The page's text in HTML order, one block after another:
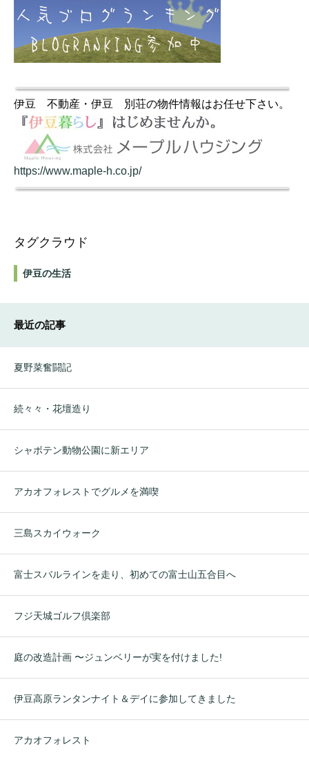
伊豆 不動産・伊豆 別荘の物件情報はお任せ下さい。
https://www.maple-h.co.jp/
タグクラウド
伊豆の生活
最近の記事
夏野菜奮闘記
続々々・花壇造り
シャボテン動物公園に新エリア
アカオフォレストでグルメを満喫
三島スカイウォーク
富士スバルラインを走り、初めての富士山五合目へ
フジ天城ゴルフ倶楽部
庭の改造計画 〜ジュンベリーが実を付けました!
伊豆高原ランタンナイト＆デイに参加してきました
アカオフォレスト